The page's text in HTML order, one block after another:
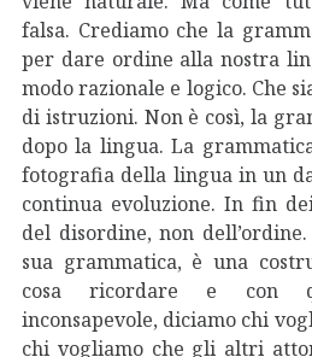
falsa. Crediamo che la
per dare ordine alla nostra
modo razionale e logico. Che
di istruzioni. Non è così, la
dopo la lingua. La
fotografia della lingua in un
continua evoluzione. In fin
del disordine, non
sua grammatica, è una
cosa ricordare e con
inconsapevole, diciamo chi
chi vogliamo che gli altri